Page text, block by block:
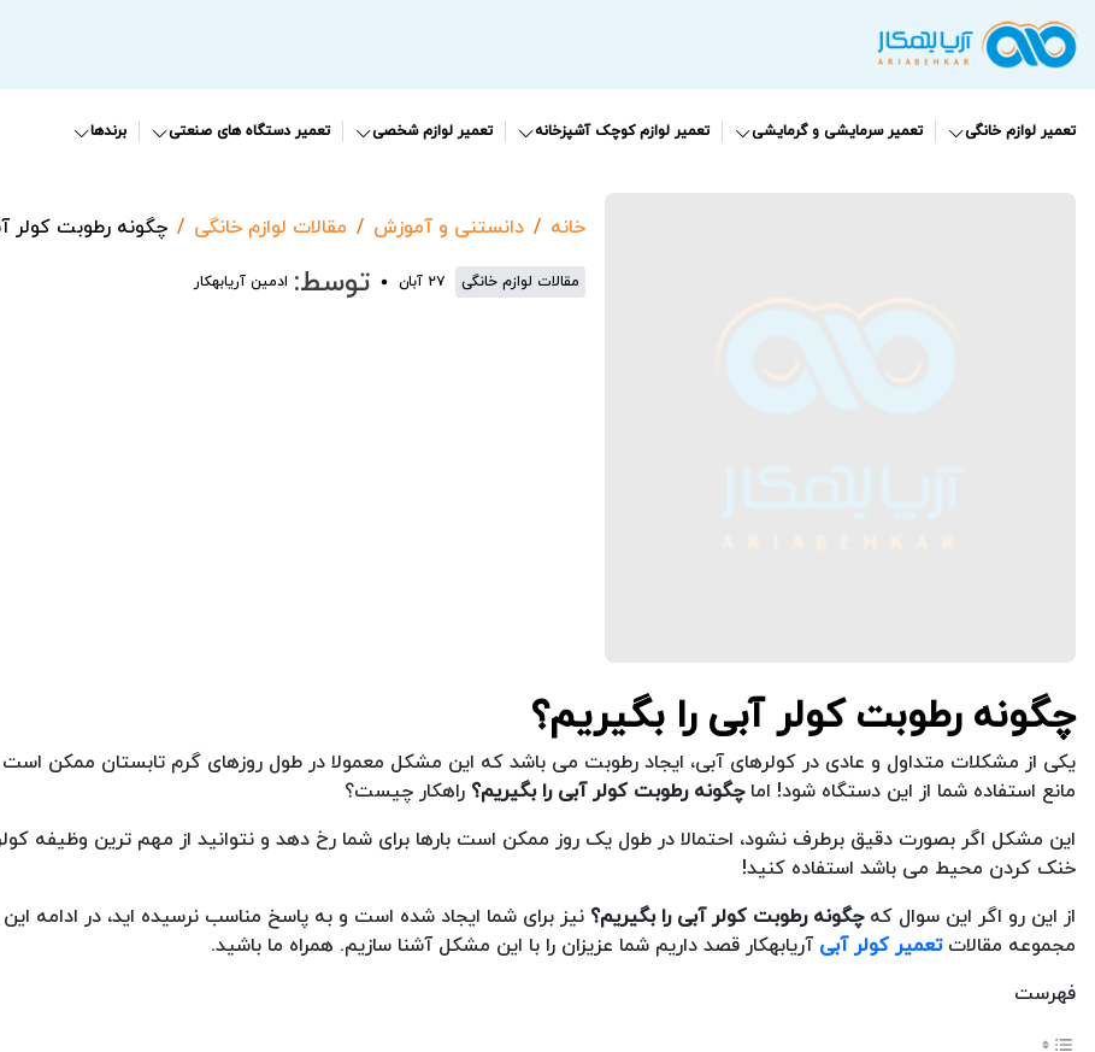
تعمیر لوازم خانگی تعمیر سرمایشی و گرمایشی تعمیر لوازم کوچک آشپزخانه تعمیر لوازم شخصی تعمیر دستگاه های صنعتی برندها
خانه دانستنی و آموزش مقالات لوازم خانگی چگونه رطوبت کولر
مقالات لوازم خانگی ۲۷ آبان توسط: ادمین آریابهکار
چگونه رطوبت کولر آبی را بگیریم؟
یکی از مشکلات متداول و عادی در کولرهای آبی، ایجاد رطوبت می باشد که این مشکل معمولا در طول روزهای گرم تابستان ممکن
مانع استفاده شما از این دستگاه شود! اماچگونه رطوبت کولر آبی را بگیریم؟ راهکار چیست؟
این مشکل اگر بصورت دقیق برطرف نشود، احتمالا در طول یک روز ممکن است بارها برای شما رخ دهد و نتوانید از مهم ترین وظیفه
خنک کردن محیط می باشد استفاده کنید!
از این رو اگر این سوال کهچگونه رطوبت کولر آبی را بگیریم؟ نیز برای شما ایجاد شده است و به پاسخ مناسب نرسیده اید، در ادامه این
مجموعه مقالاتتعمیر کولر آبی آریابهکار قصد داریم شما عزیزان را با این مشکل آشنا سازیم. همراه ما باشید.
فهرست